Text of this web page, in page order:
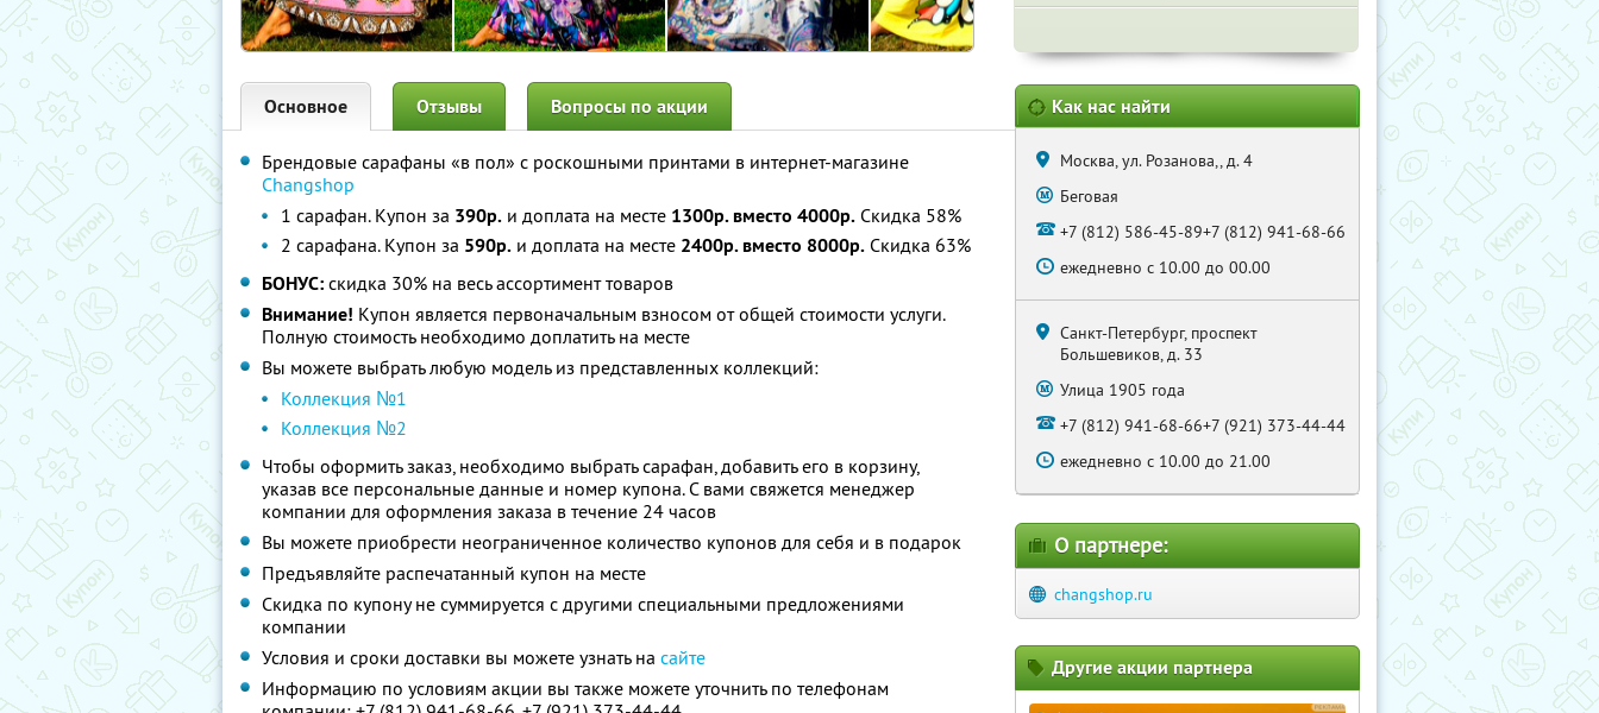
Основное Отзывы Вопросы по акции
Брендовые сарафаны «в пол» с роскошными принтами в интернет-магазине
Changshop
1 сарафан. Купон за 390р. и доплата на месте 1300р. вместо 4000р. Скидка 58%
2 сарафана. Купон за 590р. и доплата на месте 2400р. вместо 8000р. Скидка 63%
БОНУС: скидка 30% на весь ассортимент товаров
Внимание! Купон является первоначальным взносом от общей стоимости услуги.
Полную стоимость необходимо доплатить на месте
Вы можете выбрать любую модель из представленных коллекций:
Коллекция №1
Коллекция №2
Чтобы оформить заказ, необходимо выбрать сарафан, добавить его в корзину,
указав все персональные данные и номер купона. С вами свяжется менеджер
компании для оформления заказа в течение 24 часов
Вы можете приобрести неограниченное количество купонов для себя и в подарок
Предъявляйте распечатанный купон на месте
Скидка по купону не суммируется с другими специальными предложениями
компании
Условия и сроки доставки вы можете узнать на сайте
Информацию по условиям акции вы также можете уточнить по телефонам
Как нас найти
Москва, ул. Розанова,, д. 4
Беговая
+7 (812) 586-45-89+7 (812) 941-68-66
ежедневно с 10.00 до 00.00
Санкт-Петербург, проспект
Большевиков, д. 33
Улица 1905 года
+7 (812) 941-68-66+7 (921) 373-44-44
ежедневно с 10.00 до 21.00
О партнере:
changshop.ru
Другие акции партнера